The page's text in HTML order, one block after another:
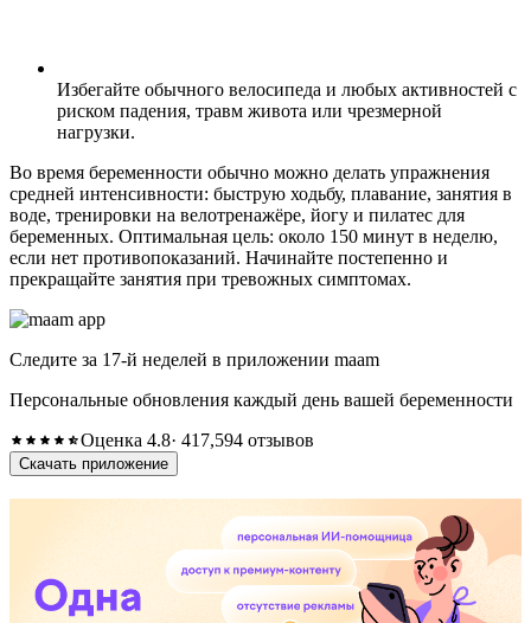
Избегайте обычного велосипеда и любых активностей с
риском падения, травм живота или чрезмерной
нагрузки.
Во время беременности обычно можно делать упражнения
средней интенсивности: быструю ходьбу, плавание, занятия в
воде, тренировки на велотренажёре, йогу и пилатес для
беременных. Оптимальная цель: около 150 минут в неделю,
если нет противопоказаний. Начинайте постепенно и
прекращайте занятия при тревожных симптомах.
Следите за 17-й неделей в приложении maam
Персональные обновления каждый день вашей беременности
Оценка 4.8· 417,594 отзывов
Скачать приложение